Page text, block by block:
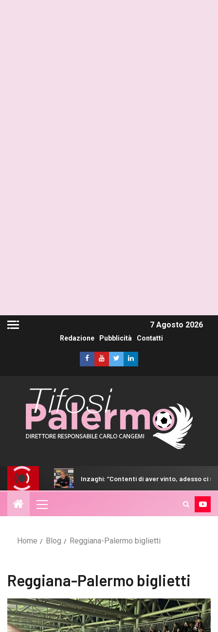
7 Agosto 2026
Redazione Pubblicità Contatti
Inzaghi: “Contenti di aver vinto, adesso ci sarà
Home Blog Reggiana-Palermo biglietti
Reggiana-Palermo biglietti